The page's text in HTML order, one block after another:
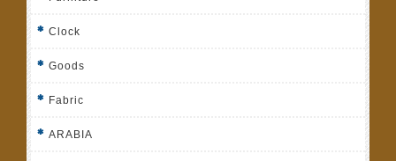
Clock
Goods
Fabric
ARABIA